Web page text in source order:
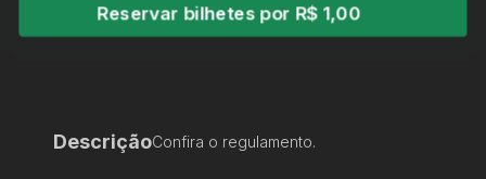
Reservar bilhetes por R$ 1,00
DescriçãoConfira o regulamento.